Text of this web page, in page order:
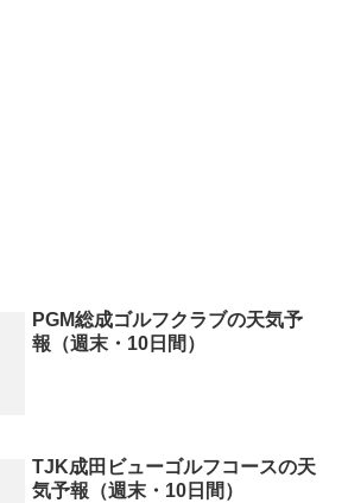
PGM総成ゴルフクラブの天気予
報（週末・10日間）
TJK成田ビューゴルフコースの天
気予報（週末・10日間）